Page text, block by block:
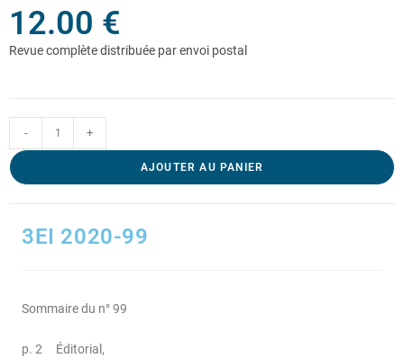
12.00 €
- +
AJOUTER AU PANIER
3EI 2020-99
Sommaire du n° 99
p. 2 Éditorial,